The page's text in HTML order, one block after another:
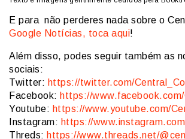
E para não perderes nada sobre o
Google Notícias, toca aqui!
Além disso, podes seguir também as
sociais:
Twitter: https://twitter.com/
Facebook: https://
Youtube: https://www.youtube.com/
Instagram: https://
Threds: https://www.threads.net/